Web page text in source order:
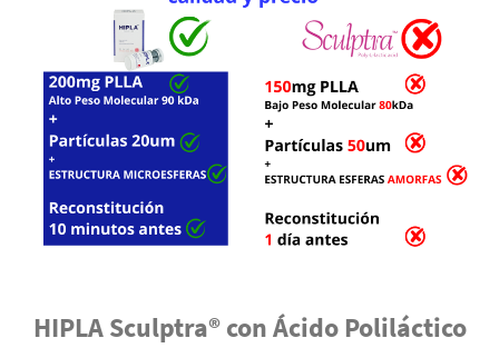
HIPLA Sculptra® con Ácido Poliláctico